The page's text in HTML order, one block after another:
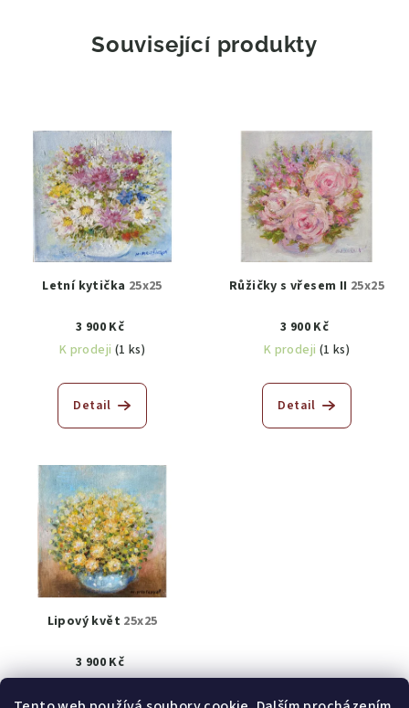
Související produkty
Letní kytička 25x25
3 900 Kč
K prodeji (1 ks)
Detail
Růžičky s vřesem II 25x25
3 900 Kč
K prodeji (1 ks)
Detail
Lipový květ 25x25
3 900 Kč